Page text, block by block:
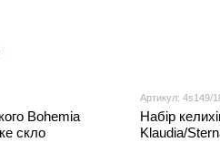
Bohemia
скло
Артикул: 4s149/
Набір
Klaudia/